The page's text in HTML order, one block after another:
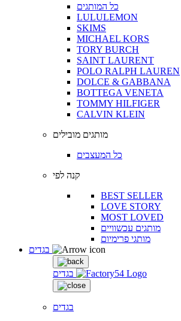
כל המותגים
LULULEMON
SKIMS
MICHAEL KORS
TORY BURCH
SAINT LAURENT
POLO RALPH LAUREN
DOLCE & GABBANA
BOTTEGA VENETA
TOMMY HILFIGER
CALVIN KLEIN
מותגים מובילים
כל המעצבים
קנה לפי
BEST SELLER
LOVE STORY
MOST LOVED
מותגים עכשוויים
מותגי פרימיום
בגדים
בגדים